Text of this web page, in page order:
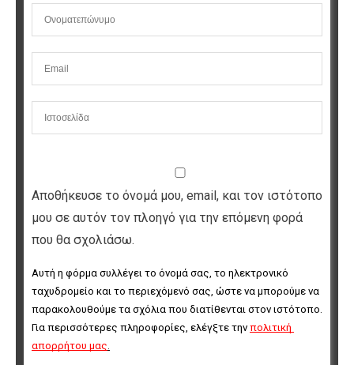
Αποθήκευσε το όνομά μου, email, και τον ιστότοπο
μου σε αυτόν τον πλοηγό για την επόμενη φορά
που θα σχολιάσω.
Αυτή η φόρμα συλλέγει το όνομά σας, το ηλεκτρονικό
ταχυδρομείο και το περιεχόμενό σας, ώστε να μπορούμε να
παρακολουθούμε τα σχόλια που διατίθενται στον ιστότοπο.
Για περισσότερες πληροφορίες, ελέγξτε την πολιτική
απορρήτου μας.